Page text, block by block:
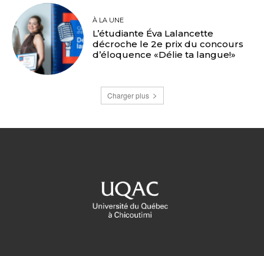
À LA UNE
L’étudiante Éva Lalancette
décroche le 2e prix du concours
d’éloquence «Délie ta langue!»
Charger plus